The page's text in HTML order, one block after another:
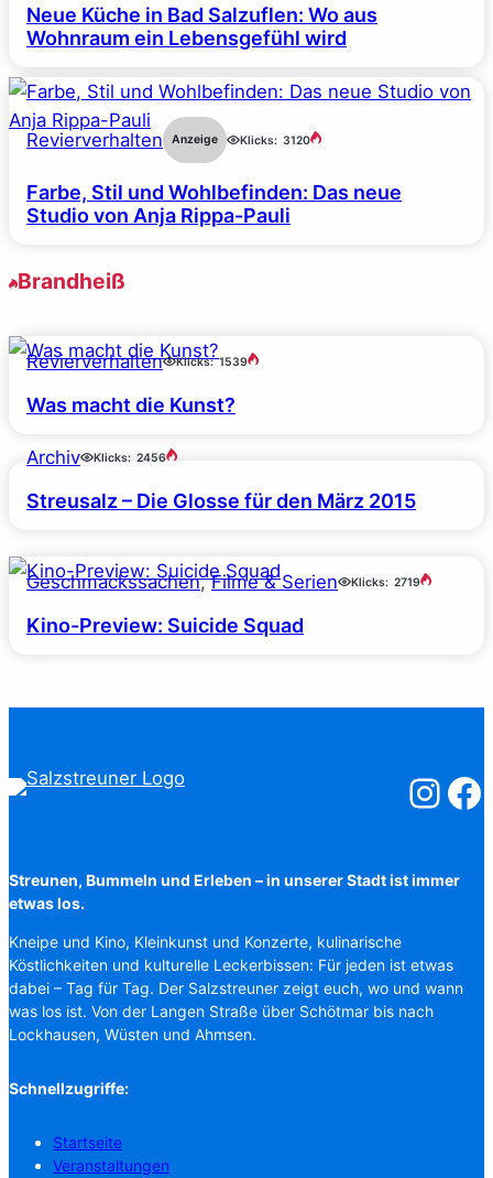
Neue Küche in Bad Salzuflen: Wo aus
Wohnraum ein Lebensgefühl wird
Revierverhalten Anzeige Klicks: 3120
Farbe, Stil und Wohlbefinden: Das neue
Studio von Anja Rippa-Pauli
Brandheiß
Revierverhalten Klicks: 1539
Was macht die Kunst?
Archiv Klicks: 2456
Streusalz – Die Glosse für den März 2015
Geschmackssachen, Filme & Serien Klicks: 2719
Kino-Preview: Suicide Squad
Streunen, Bummeln und Erleben – in unserer Stadt ist immer
etwas los.
Kneipe und Kino, Kleinkunst und Konzerte, kulinarische
Köstlichkeiten und kulturelle Leckerbissen: Für jeden ist etwas
dabei – Tag für Tag. Der Salzstreuner zeigt euch, wo und wann
was los ist. Von der Langen Straße über Schötmar bis nach
Lockhausen, Wüsten und Ahmsen.
Schnellzugriffe:
Startseite
Veranstaltungen